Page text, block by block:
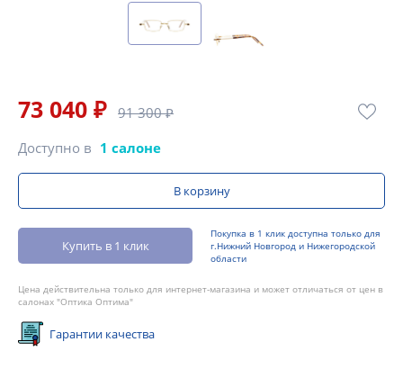
73 040 ₽ 91 300 ₽
Доступно в 1 салоне
В корзину
Купить в 1 клик
Покупка в 1 клик доступна только для
г.Нижний Новгород и Нижегородской
области
Цена действительна только для интернет-магазина и может отличаться от цен в
салонах "Оптика Оптима"
Гарантии качества